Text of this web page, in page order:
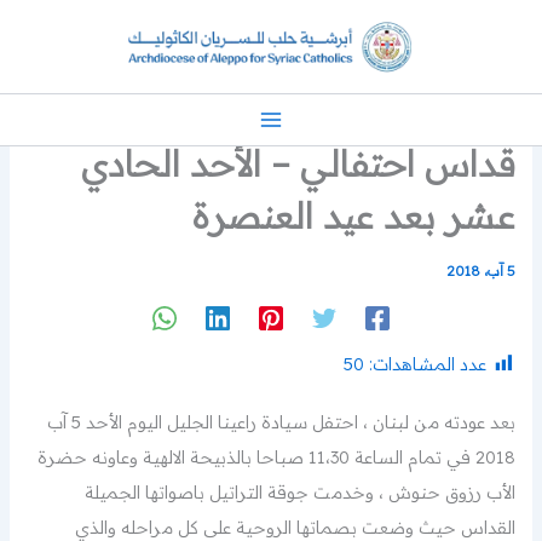
قداس احتفالي – الأحد الحادي
عشر بعد عيد العنصرة
5 آب، 2018
عدد المشاهدات: 50
بعد عودته من لبنان ، احتفل سيادة راعينا الجليل اليوم الأحد 5 آب
2018 في تمام الساعة 11،30 صباحا بالذبيحة الالهية وعاونه حضرة
الأب رزوق حنوش ، وخدمت جوقة التراتيل باصواتها الجميلة
القداس حيث وضعت بصماتها الروحية على كل مراحله والذي